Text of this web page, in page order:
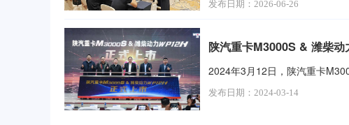
发布日期：2026-06-26
陕汽重卡M3000S & 潍柴动
2024年3月12日，陕汽重卡
发布日期：2024-03-14